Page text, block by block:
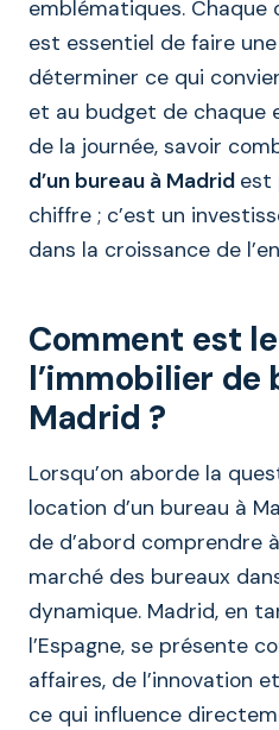
emblématiques. Chaque
est essentiel de faire
déterminer ce qui
et au budget de chaque
de la journée, savoir
d’un bureau à Madrid est
chiffre ; c’est un
dans la croissance de
Comment est
l’immobilier de
Madrid ?
Lorsqu’on aborde la
location d’un bureau à
de d’abord comprendre
marché des bureaux
dynamique. Madrid, en
l’Espagne, se présente
affaires, de l’innovation
ce qui influence